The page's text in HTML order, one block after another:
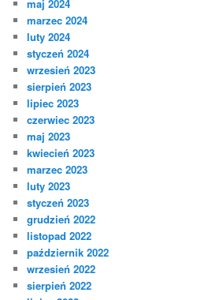
maj 2024
marzec 2024
luty 2024
styczeń 2024
wrzesień 2023
sierpień 2023
lipiec 2023
czerwiec 2023
maj 2023
kwiecień 2023
marzec 2023
luty 2023
styczeń 2023
grudzień 2022
listopad 2022
październik 2022
wrzesień 2022
sierpień 2022